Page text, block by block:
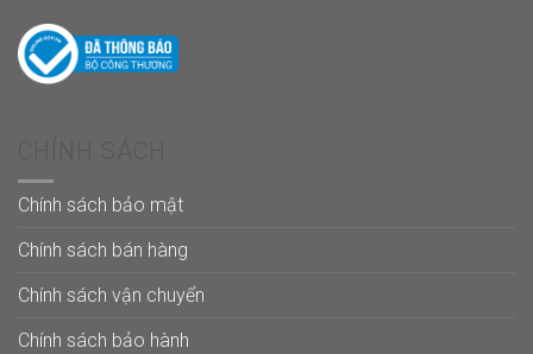
Chính sách bảo mật
Chính sách bán hàng
Chính sách vận chuyển
Chính sách bảo hành